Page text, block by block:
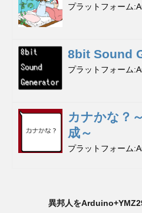
プラットフォーム
8bit Sound
プラットフォーム
カナかな？
成～
プラットフォーム
異邦人を